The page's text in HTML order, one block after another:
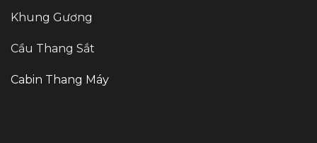
Khung Gương
Cầu Thang Sắt
Cabin Thang Máy